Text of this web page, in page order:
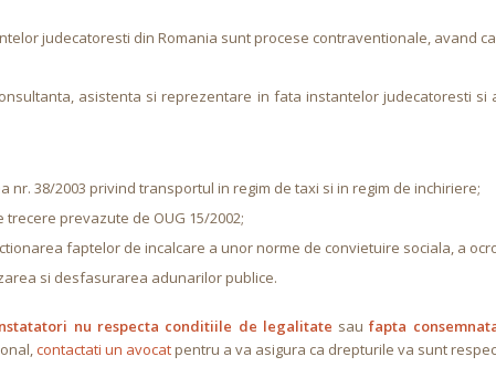
judecatoresti din Romania sunt procese contraventionale, avand
asistenta si reprezentare in fata instantelor judecatoresti
38/2003 privind transportul in regim de taxi si in regim de inchiriere;
prevazute de OUG 15/2002;
faptelor de incalcare a unor norme de convietuire sociala, a
si desfasurarea adunarilor publice.
nu respecta conditiile de legalitate saufapta
contactati un avocatpentru a va asigura ca drepturile va sunt